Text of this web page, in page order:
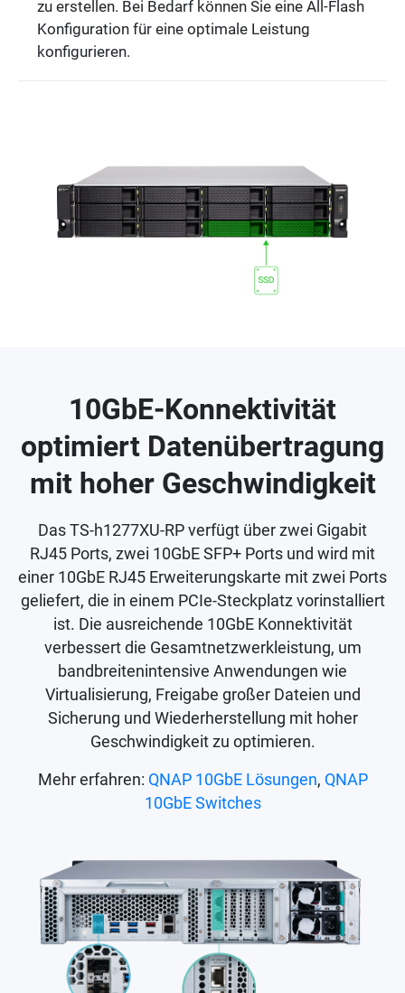
zu erstellen. Bei Bedarf können Sie eine All-Flash
Konfiguration für eine optimale Leistung
konfigurieren.
10GbE-Konnektivität
optimiert Datenübertragung
mit hoher Geschwindigkeit
Das TS-h1277XU-RP verfügt über zwei Gigabit
RJ45 Ports, zwei 10GbE SFP+ Ports und wird mit
einer 10GbE RJ45 Erweiterungskarte mit zwei Ports
geliefert, die in einem PCIe-Steckplatz vorinstalliert
ist. Die ausreichende 10GbE Konnektivität
verbessert die Gesamtnetzwerkleistung, um
bandbreitenintensive Anwendungen wie
Virtualisierung, Freigabe großer Dateien und
Sicherung und Wiederherstellung mit hoher
Geschwindigkeit zu optimieren.
Mehr erfahren: QNAP 10GbE Lösungen, QNAP
10GbE Switches